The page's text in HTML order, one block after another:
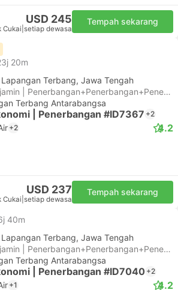
USD 245
Cukai setiap dewasa
Tempah sekarang
20m
Terbang, Jawa Tengah
Sambungan tidak dijamin | Penerbangan+Penerbangan+Penerbangan
Terbang Antarabangsa
| Penerbangan #ID7367 +2
+2 4.2
USD 237
Cukai setiap dewasa
Tempah sekarang
40m
Terbang, Jawa Tengah
Sambungan tidak dijamin | Penerbangan+Penerbangan+Penerbangan
Terbang Antarabangsa
| Penerbangan #ID7040 +2
+1 4.2